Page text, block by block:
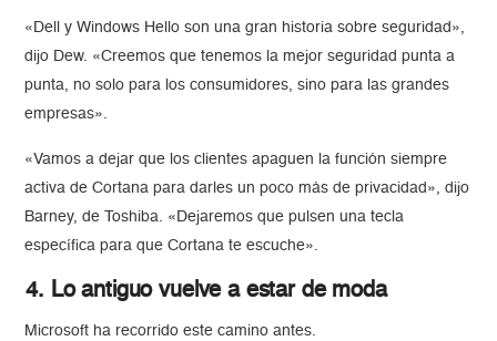
«Dell y Windows Hello son una gran historia sobre seguridad»,
dijo Dew. «Creemos que tenemos la mejor seguridad punta a
punta, no solo para los consumidores, sino para las grandes
empresas».
«Vamos a dejar que los clientes apaguen la función siempre
activa de Cortana para darles un poco más de privacidad», dijo
Barney, de Toshiba. «Dejaremos que pulsen una tecla
específica para que Cortana te escuche».
4. Lo antiguo vuelve a estar de moda
Microsoft ha recorrido este camino antes.